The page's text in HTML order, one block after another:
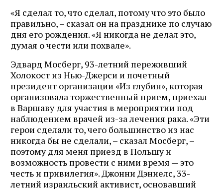
«Я сделал то, что сделал, потому что это было
правильно, – сказал он на празднике по случаю
дня его рождения. «Я никогда не делал это,
думая о чести или похвале».
Эдвард Мосберг, 93-летний переживший
Холокост из Нью-Джерси и почетный
президент организации «Из глубин», которая
организовала торжественный прием, приехал
в Варшаву для участия в мероприятии под
наблюдением врачей из-за лечения рака. «Эти
герои сделали то, чего большинство из нас
никогда бы не сделали, – сказал Мосберг, –
поэтому для меня приезд в Польшу и
возможность провести с ними время — это
честь и привилегия». Джонни Дэниелс, 33-
летний израильский активист, основавший